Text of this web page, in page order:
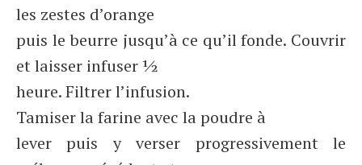
les zestes d’orange
puis le beurre jusqu’à ce qu’il fonde. Couvrir
et laisser infuser ½
heure. Filtrer l’infusion.
Tamiser la farine avec la poudre à
lever puis y verser progressivement le